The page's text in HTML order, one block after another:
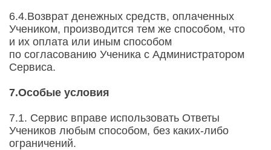
6.4.Возврат денежных средств, оплаченных
Учеником, производится тем же способом, что
и их оплата или иным способом
по согласованию Ученика с Администратором
Сервиса.
7.Особые условия
7.1. Сервис вправе использовать Ответы
Учеников любым способом, без каких-либо
ограничений.